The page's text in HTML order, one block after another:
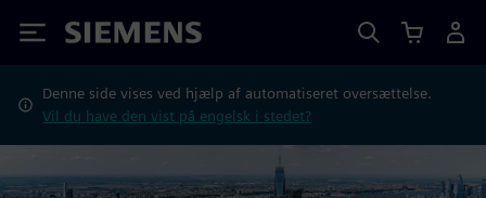
Siemens
Denne side vises ved hjælp af automatiseret oversættelse.
Vil du have den vist på engelsk i stedet?